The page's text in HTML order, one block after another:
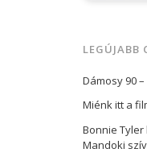
LEGÚJABB
Dámosy 90
Miénk itt a
Bonnie
Mandoki